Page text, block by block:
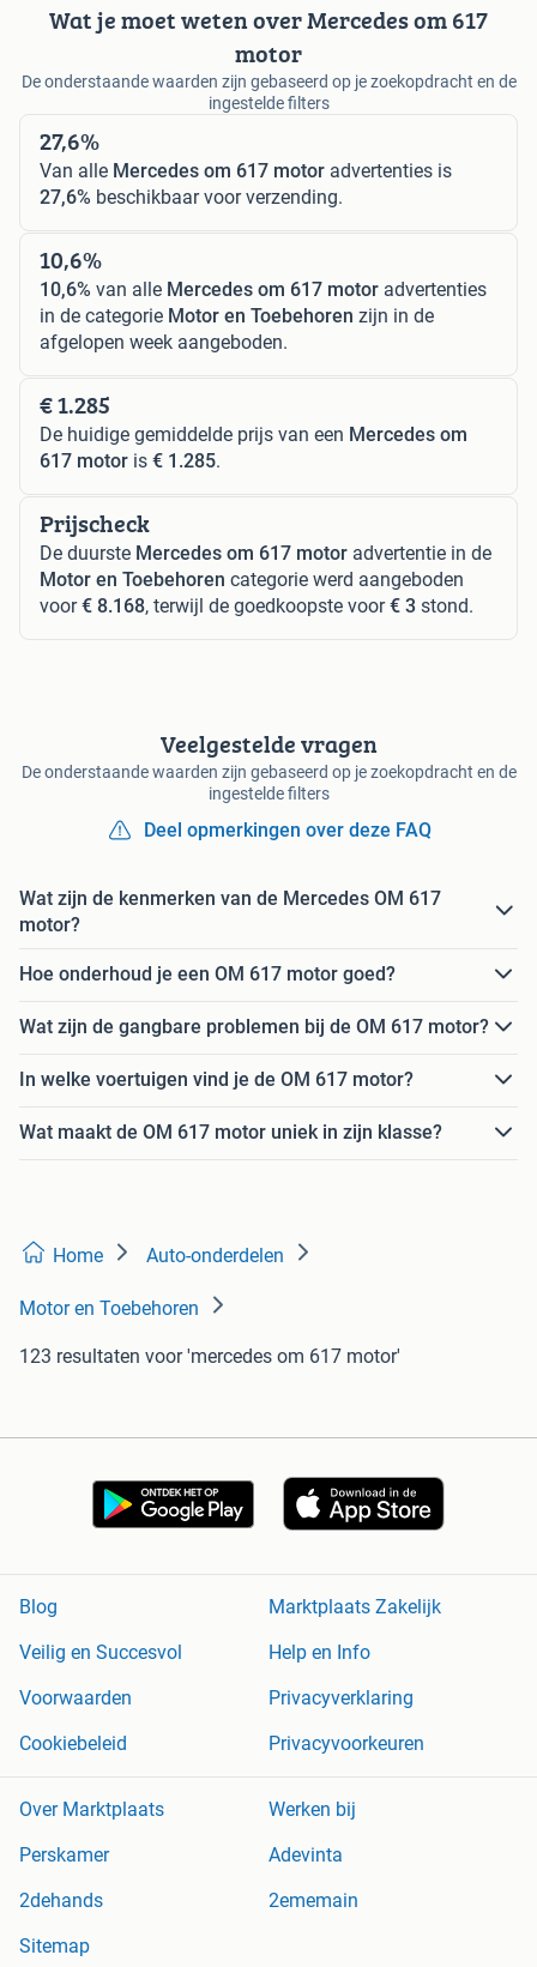
Wat je moet weten over Mercedes om 617
motor
De onderstaande waarden zijn gebaseerd op je zoekopdracht en de
ingestelde filters
27,6%
Van alle Mercedes om 617 motor advertenties is
27,6% beschikbaar voor verzending.
10,6%
10,6% van alle Mercedes om 617 motor advertenties
in de categorie Motor en Toebehoren zijn in de
afgelopen week aangeboden.
€ 1.285
De huidige gemiddelde prijs van een Mercedes om
617 motor is € 1.285.
Prijscheck
De duurste Mercedes om 617 motor advertentie in de
Motor en Toebehoren categorie werd aangeboden
voor€ 8.168, terwijl de goedkoopste voor€ 3 stond.
Veelgestelde vragen
De onderstaande waarden zijn gebaseerd op je zoekopdracht en de
ingestelde filters
Deel opmerkingen over deze FAQ
Wat zijn de kenmerken van de Mercedes OM 617
motor?
Hoe onderhoud je een OM 617 motor goed?
Wat zijn de gangbare problemen bij de OM 617 motor?
In welke voertuigen vind je de OM 617 motor?
Wat maakt de OM 617 motor uniek in zijn klasse?
Home Auto-onderdelen
Motor en Toebehoren
123 resultaten voor 'mercedes om 617 motor'
Blog
Marktplaats Zakelijk
Veilig en Succesvol
Help en Info
Voorwaarden
Privacyverklaring
Cookiebeleid
Privacyvoorkeuren
Over Marktplaats
Werken bij
Perskamer
Adevinta
2dehands
2ememain
Sitemap